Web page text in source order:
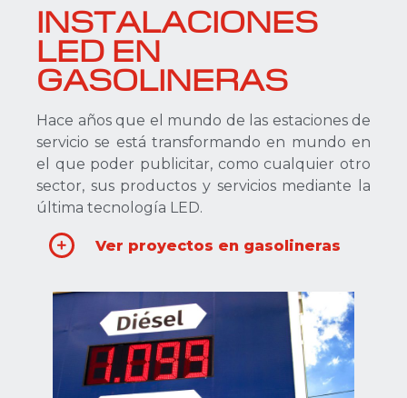
INSTALACIONES
LED EN
GASOLINERAS
Hace años que el mundo de las estaciones de
servicio se está transformando en mundo en
el que poder publicitar, como cualquier otro
sector, sus productos y servicios mediante la
última tecnología LED.
Ver proyectos en gasolineras